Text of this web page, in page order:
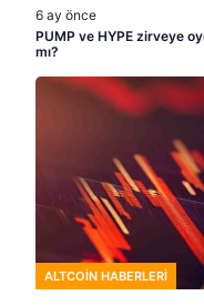
6 ay önce
PUMP ve HYPE zirveye
mı?
ALTCOIN HABERLERI